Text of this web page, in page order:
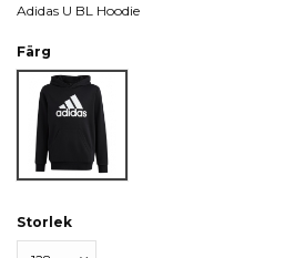
Adidas U BL Hoodie
Färg
Svart
Storlek